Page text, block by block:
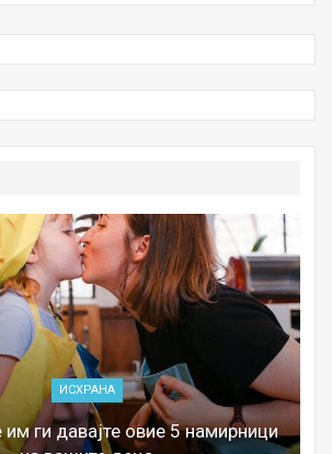
ИСХРАНА
им ги давајте овие 5 намирници